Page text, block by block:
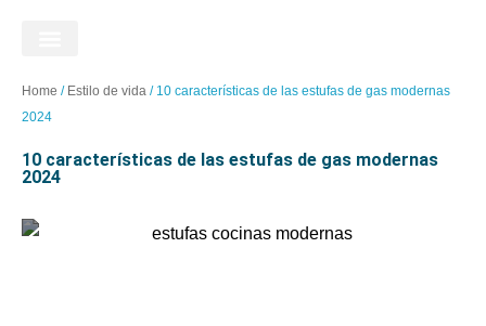
Home / Estilo de vida / 10 características de las estufas de gas modernas
2024
10 características de las estufas de gas modernas
2024